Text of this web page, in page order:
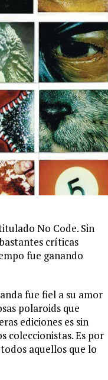
No Code. Sin
críticas
fue ganando
fue fiel a su amor
polaroids que
ediciones es sin
coleccionistas. Es por
aquellos que lo